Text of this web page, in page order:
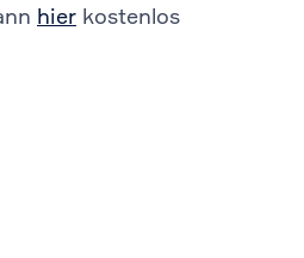
hier kostenlos